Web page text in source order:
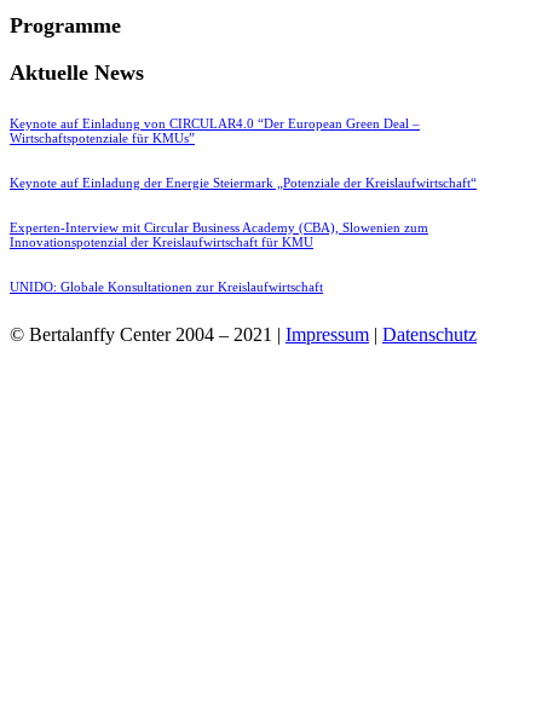
Programme
Aktuelle News
Keynote auf Einladung von CIRCULAR4.0 “Der European Green Deal –
Wirtschaftspotenziale für KMUs”
Keynote auf Einladung der Energie Steiermark „Potenziale der Kreislaufwirtschaft“
Experten-Interview mit Circular Business Academy (CBA), Slowenien zum
Innovationspotenzial der Kreislaufwirtschaft für KMU
UNIDO: Globale Konsultationen zur Kreislaufwirtschaft
© Bertalanffy Center 2004 – 2021 | Impressum | Datenschutz